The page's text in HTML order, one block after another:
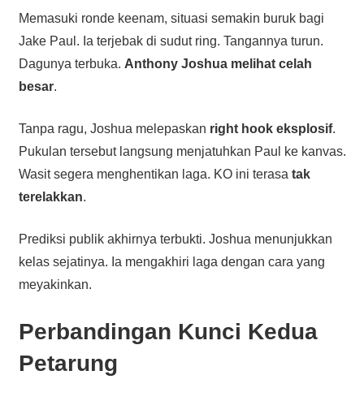
Memasuki ronde keenam, situasi semakin buruk bagi
Jake Paul. Ia terjebak di sudut ring. Tangannya turun.
Dagunya terbuka. Anthony Joshua melihat celah
besar.
Tanpa ragu, Joshua melepaskan right hook eksplosif.
Pukulan tersebut langsung menjatuhkan Paul ke kanvas.
Wasit segera menghentikan laga. KO ini terasa tak
terelakkan.
Prediksi publik akhirnya terbukti. Joshua menunjukkan
kelas sejatinya. Ia mengakhiri laga dengan cara yang
meyakinkan.
Perbandingan Kunci Kedua
Petarung